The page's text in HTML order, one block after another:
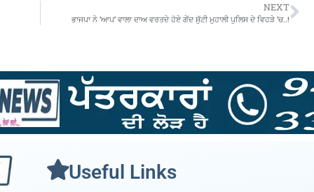
NEXT
ਭਾਜਪਾ ਨੇ ‘ਆਪ’ ਵਾਲਾ ਦਾਅ ਵਰਤਦੇ ਹੋਏ ਗੇਂਦ ਸੁੱਟੀ ਮੁਹਾਲੀ ਪੁਲਿਸ ਦੇ ਵਿਹੜੇ ’ਚ..!
Useful Links